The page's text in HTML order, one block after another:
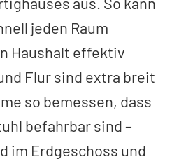
jeden Raum
Haushalt effektiv
Flur sind extra breit
so bemessen, dass
befahrbar sind –
im Erdgeschoss und